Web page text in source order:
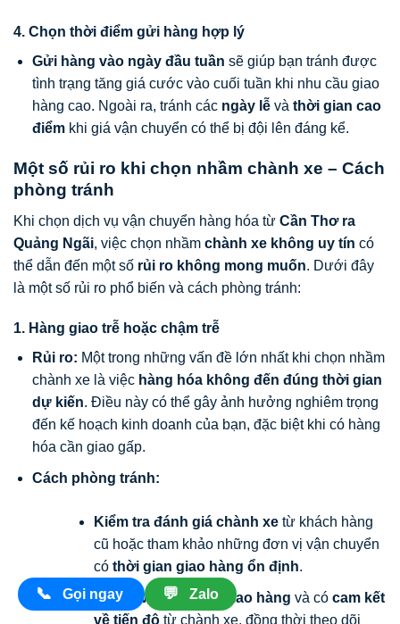
4. Chọn thời điểm gửi hàng hợp lý
Gửi hàng vào ngày đầu tuần sẽ giúp bạn tránh được
tình trạng tăng giá cước vào cuối tuần khi nhu cầu giao
hàng cao. Ngoài ra, tránh các ngày lễvà thời gian cao
điểmkhi giá vận chuyển có thể bị đội lên đáng kể.
Một số rủi ro khi chọn nhầm chành xe – Cách
phòng tránh
Khi chọn dịch vụ vận chuyển hàng hóa từ Cần Thơ ra
Quảng Ngãi, việc chọn nhầm chành xe không uy tín có
thể dẫn đến một số rủi ro không mong muốn. Dưới đây
là một số rủi ro phổ biến và cách phòng tránh:
1. Hàng giao trễ hoặc chậm trễ
Rủi ro: Một trong những vấn đề lớn nhất khi chọn nhầm
chành xe là việc hàng hóa không đến đúng thời gian
dự kiến. Điều này có thể gây ảnh hưởng nghiêm trọng
đến kế hoạch kinh doanh của bạn, đặc biệt khi có hàng
hóa cần giao gấp.
Cách phòng tránh:
Kiểm tra đánh giá chành xetừ khách hàng
cũ hoặc tham khảo những đơn vị vận chuyển
có thời gian giao hàng ổn định.
Hỏi kỹ về thời gian giao hàng và có cam kết
về tiến độtừ chành xe, đồng thời theo dõi
📞 Gọi ngay 💬 Zalo